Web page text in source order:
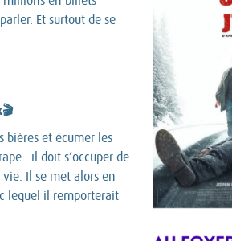
Et surtout de se
bières et écumer les
: il doit s’occuper de
Il se met alors en
lequel il remporterait